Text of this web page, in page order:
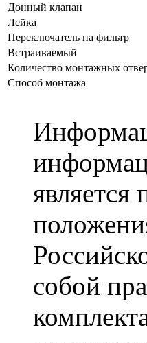
Донный клапан
Лейка
Переключатель на фильтр
Встраиваемый
Количество монтажных
Способ монтажа
собой